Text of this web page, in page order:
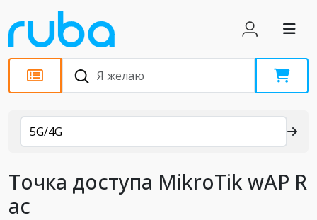
Каталог
5G/4G
Точка доступа MikroTik wAP R
ac